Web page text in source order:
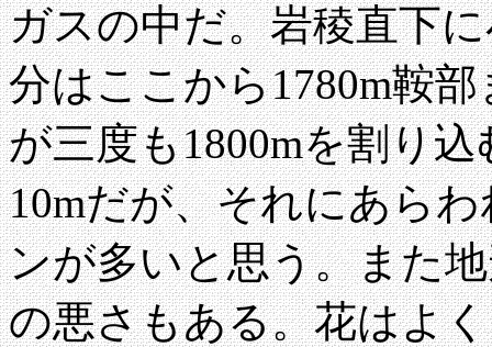
ガスの中だ。岩稜直下
分はここから1780m鞍
が三度も1800mを割り
10mだが、それにあら
ンが多いと思う。また
の悪さもある。花はよ